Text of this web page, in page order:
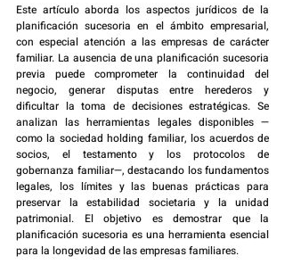
Este artículo aborda los aspectos jurídicos de la
planificación sucesoria en el ámbito empresarial,
con especial atención a las empresas de carácter
familiar. La ausencia de una planificación sucesoria
previa puede comprometer la continuidad del
negocio, generar disputas entre herederos y
dificultar la toma de decisiones estratégicas. Se
analizan las herramientas legales disponibles —
como la sociedad holding familiar, los acuerdos de
socios, el testamento y los protocolos de
gobernanza familiar—, destacando los fundamentos
legales, los límites y las buenas prácticas para
preservar la estabilidad societaria y la unidad
patrimonial. El objetivo es demostrar que la
planificación sucesoria es una herramienta esencial
para la longevidad de las empresas familiares.